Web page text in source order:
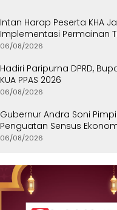
Intan Harap Peserta KHA
Implementasi Permainan
06/08/2026
Hadiri Paripurna DPRD,
KUA PPAS 2026
06/08/2026
Gubernur Andra Soni
Penguatan Sensus
Banten
06/08/2026